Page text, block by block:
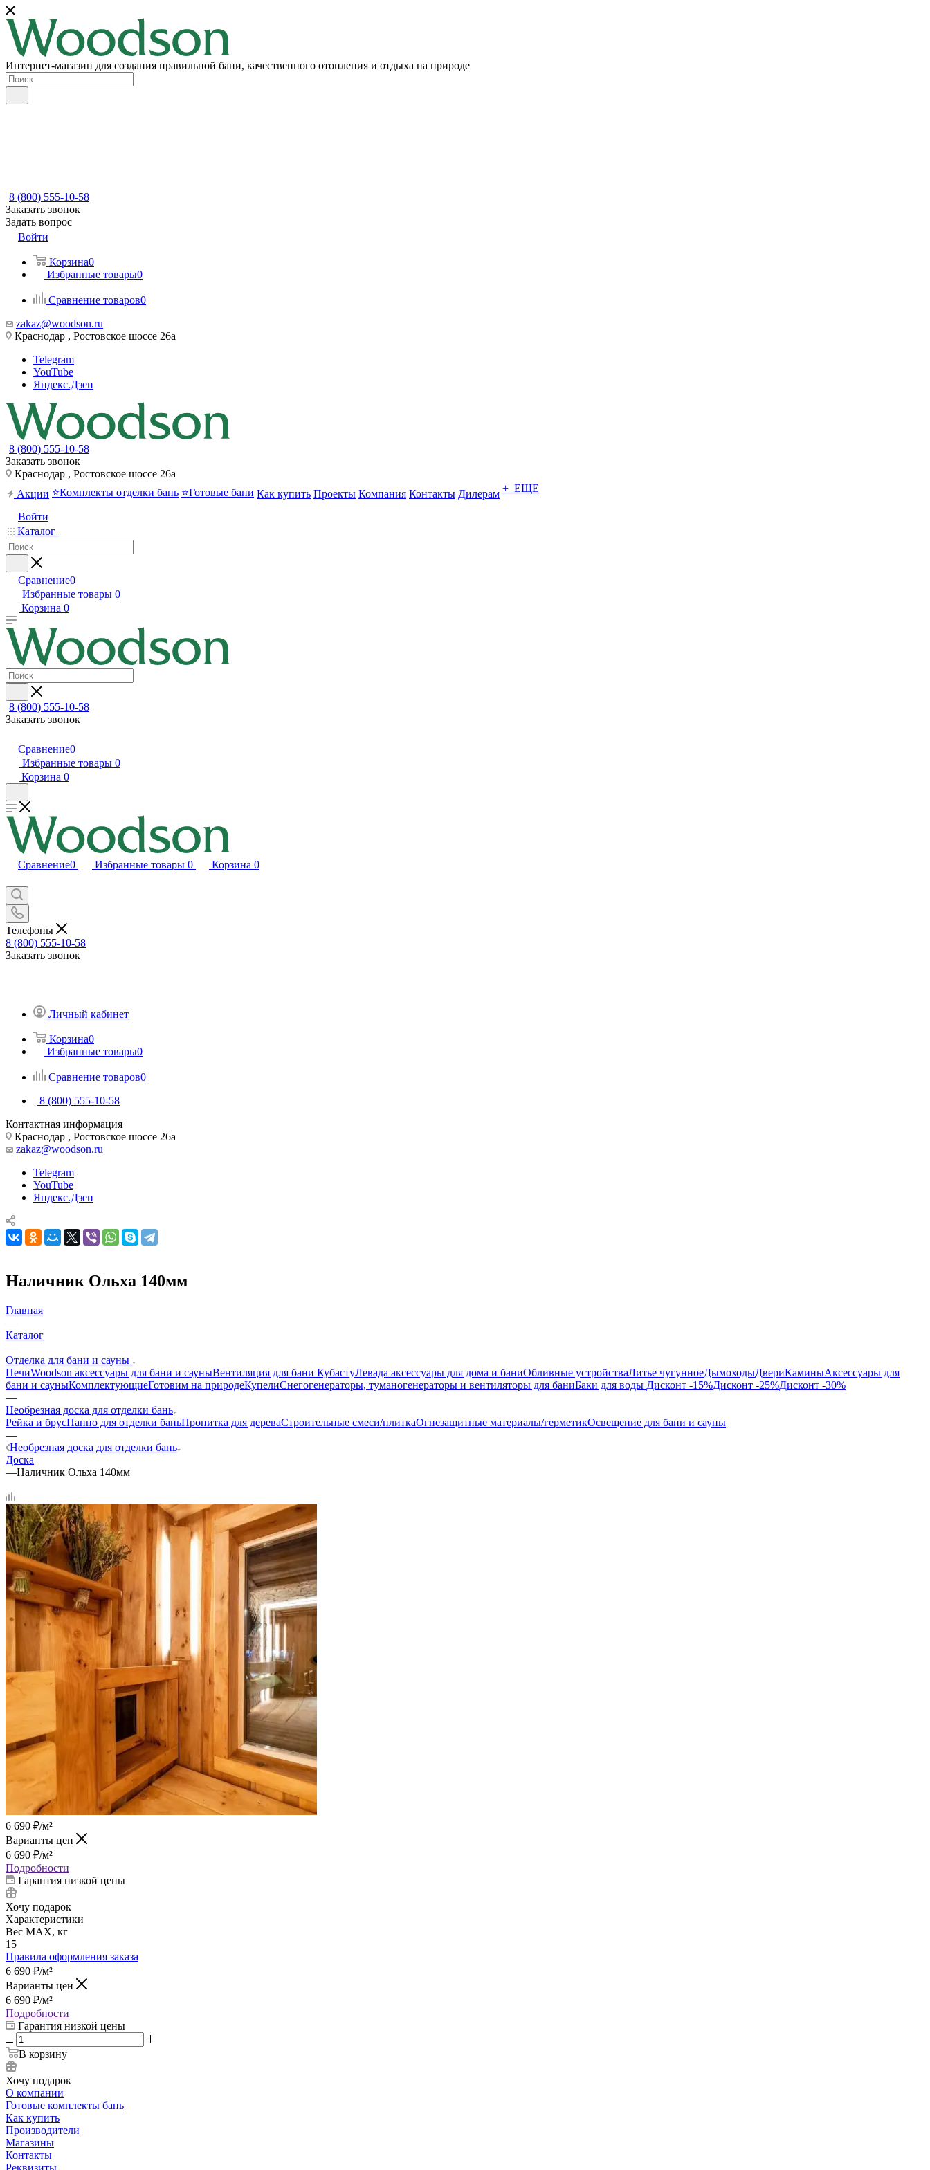
Интернет-магазин для создания правильной бани, качественного отопления и отдыха на природе
8 (800) 555-10-58
Заказать звонок
Задать вопрос
Войти
Корзина0
Избранные товары0
Сравнение товаров0
zakaz@woodson.ru
Краснодар , Ростовское шоссе 26а
Telegram
YouTube
Яндекс.Дзен
8 (800) 555-10-58
Заказать звонок
Краснодар , Ростовское шоссе 26а
Акции ⭐Комплекты отделки бань ⭐Готовые бани Как купить Проекты Компания Контакты Дилерам + ЕЩЕ
Войти
Каталог
Сравнение0
Избранные товары 0
Корзина 0
8 (800) 555-10-58
Заказать звонок
Сравнение0
Избранные товары 0
Корзина 0
Сравнение0 Избранные товары 0 Корзина 0
Телефоны
8 (800) 555-10-58
Заказать звонок
Личный кабинет
Корзина0
Избранные товары0
Сравнение товаров0
8 (800) 555-10-58
Контактная информация
Краснодар , Ростовское шоссе 26а
zakaz@woodson.ru
Telegram
YouTube
Яндекс.Дзен
Наличник Ольха 140мм
Главная
—
Каталог
—
Отделка для бани и сауны
ПечиWoodson аксессуары для бани и сауныВентиляция для бани КубастуЛевада аксессуары для дома и баниОбливные устройстваЛитье чугунноеДымоходыДвериКаминыАксессуары для
бани и сауныКомплектующиеГотовим на природеКупелиСнегогенераторы, туманогенераторы и вентиляторы для баниБаки для воды Дисконт -15%Дисконт -25%Дисконт -30%
—
Необрезная доска для отделки бань
Рейка и брусПанно для отделки баньПропитка для дереваСтроительные смеси/плиткаОгнезащитные материалы/герметикОсвещение для бани и сауны
—
Необрезная доска для отделки бань
Доска
—Наличник Ольха 140мм
6 690 ₽/м²
Варианты цен
6 690 ₽/м²
Подробности
Гарантия низкой цены
Хочу подарок
Характеристики
Вес МАХ, кг
15
Правила оформления заказа
6 690 ₽/м²
Варианты цен
6 690 ₽/м²
Подробности
Гарантия низкой цены
В корзину
Хочу подарок
О компании
Готовые комплекты бань
Как купить
Производители
Магазины
Контакты
Реквизиты